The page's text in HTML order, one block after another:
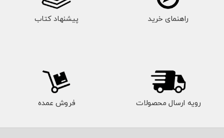
راهنمای خرید پیشنهاد کتاب
رویه ارسال محصولات فروش عمده